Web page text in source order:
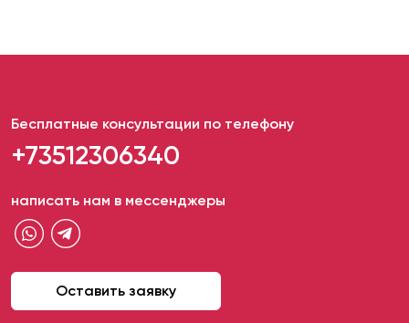
Бесплатные консультации по телефону
+73512306340
написать нам в мессенджеры
Оставить заявку